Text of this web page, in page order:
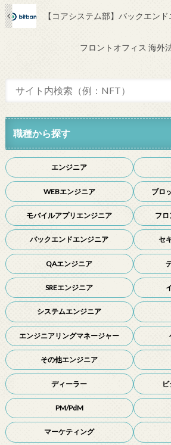
【コアシステム部】バックエン
フロントオフィス 海外
職種から探す
エンジニア
WEBエンジニア ブロ
モバイルアプリエンジニア フ
バックエンドエンジニア セ
QAエンジニア
SREエンジニア
システムエンジニア
エンジニアリングマネージャー
その他エンジニア
ディーラー
PM/PdM
マーケティング